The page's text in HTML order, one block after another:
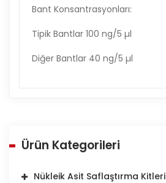
Bant Konsantrasyonları:
Tipik Bantlar 100 ng/5 µl
Diğer Bantlar 40 ng/5 µl
Ürün Kategorileri
Nükleik Asit Saflaştırma Kitleri